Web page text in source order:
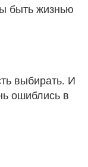
быть жизнью
выбирать. И
ошиблись в